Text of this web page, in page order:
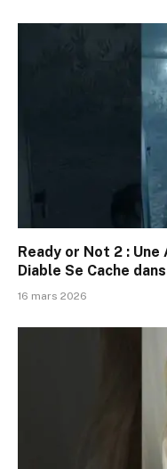
Ready or Not 2 :
Diable Se Cache
16 mars 2026